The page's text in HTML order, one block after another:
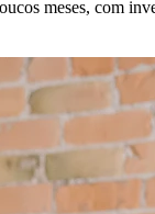
meses, com